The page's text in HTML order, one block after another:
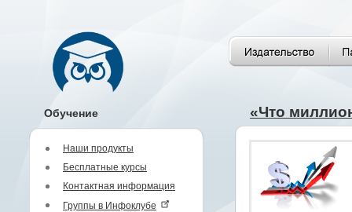
Обучение
Наши продукты
Бесплатные курсы
Контактная информация
Группы в Инфоклубе
«Что